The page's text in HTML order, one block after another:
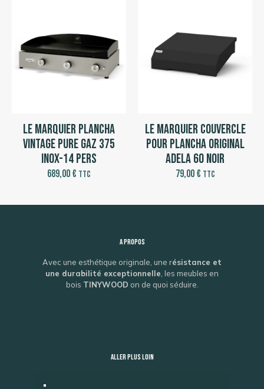
Le Marquier Plancha
Vintage Pure Gaz 375
Inox-14 pers
689,00€ TTC
Le Marquier Couvercle
pour Plancha Original
Adela 60 Noir
79,00€ TTC
A propos
Avec une esthétique originale, une résistance et
une durabilité exceptionnelle, les meubles en
bois TINYWOOD on de quoi séduire.
ALLER PLUS LOIN